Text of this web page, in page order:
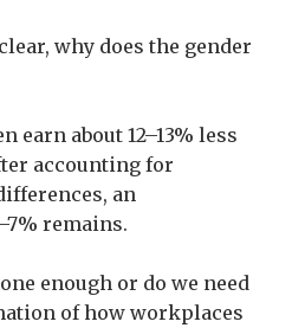
why does the gender
earn about 12–13% less
accounting for
an
remains.
enough or do we need
of how workplaces